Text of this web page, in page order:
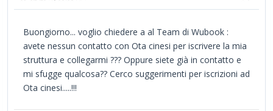
Buongiorno... voglio chiedere a al Team di Wubook :
avete nessun contatto con Ota cinesi per iscrivere la mia
struttura e collegarmi ??? Oppure siete già in contatto e
mi sfugge qualcosa?? Cerco suggerimenti per iscrizioni ad
Ota cinesi.....!!!